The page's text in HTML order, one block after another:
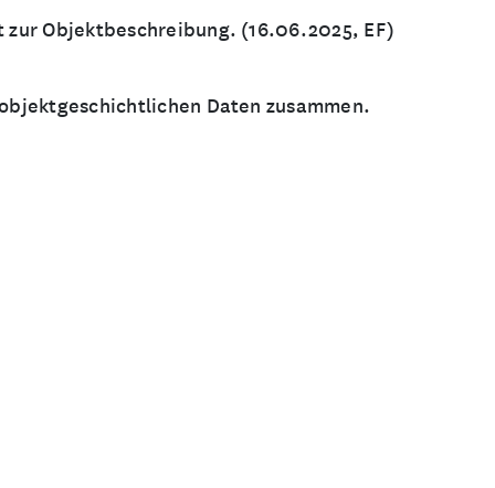
Objektbeschreibung. (16.06.2025, EF)
Daten zusammen.